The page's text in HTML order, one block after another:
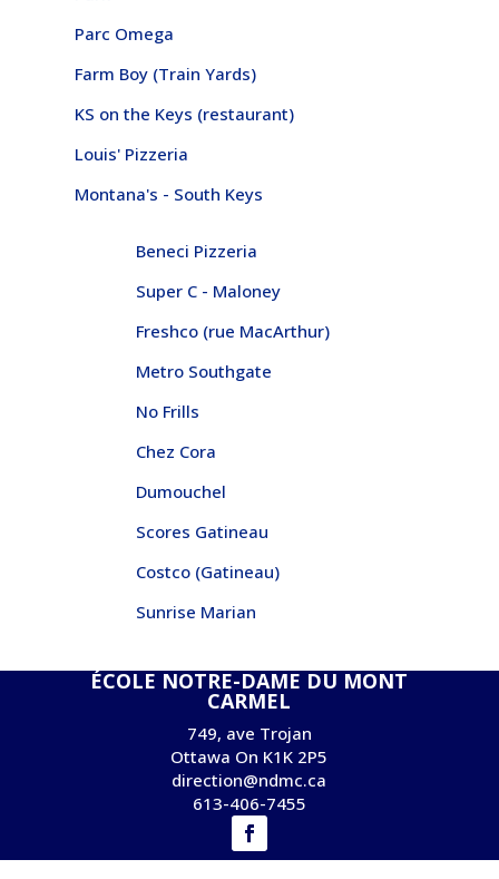
Parc Omega
Farm Boy (Train Yards)
KS on the Keys (restaurant)
Louis' Pizzeria
Montana's - South Keys
Beneci Pizzeria
Super C - Maloney
Freshco (rue MacArthur)
Metro Southgate
No Frills
Chez Cora
Dumouchel
Scores Gatineau
Costco (Gatineau)
Sunrise Marian
ÉCOLE NOTRE-DAME DU MONT
CARMEL
749, ave Trojan
Ottawa On K1K 2P5
direction@ndmc.ca
613-406-7455